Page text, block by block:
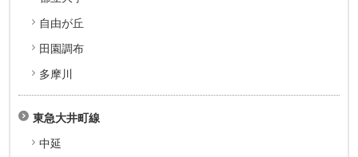
自由が丘
田園調布
多摩川
東急大井町線
中延